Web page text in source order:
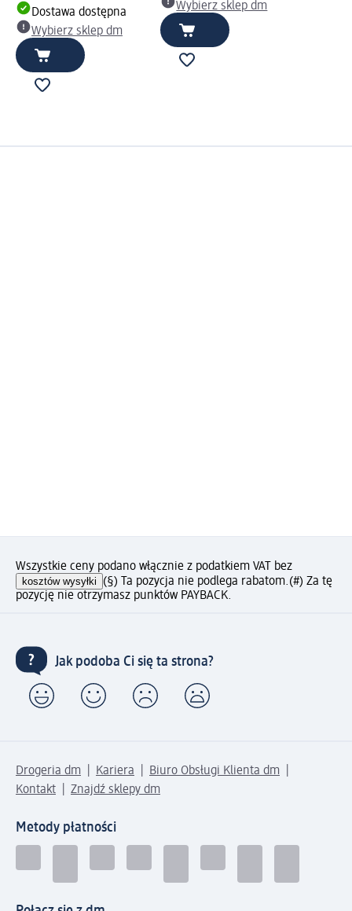
Dostawa dostępna
Wybierz sklep dm
Wybierz sklep dm
Wszystkie ceny podano włącznie z podatkiem VAT bez
kosztów wysyłki (§) Ta pozycja nie podlega rabatom.(#) Za tę
pozycję nie otrzymasz punktów PAYBACK.
Jak podoba Ci się ta strona?
Drogeria dm Kariera
Biuro Obsługi Klienta dm
Kontakt
Znajdź sklepy dm
Metody płatności